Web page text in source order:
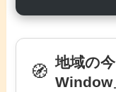
🧭 地域の
Window